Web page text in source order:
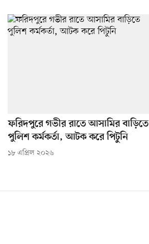
ফরিদপুরে গভীর রাতে আসামির বাড়িতে
পুলিশ কর্মকর্তা, আটক করে পিটুনি
১৮ এপ্রিল ২০২৬